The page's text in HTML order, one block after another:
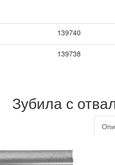
139740
139738
Зубила с